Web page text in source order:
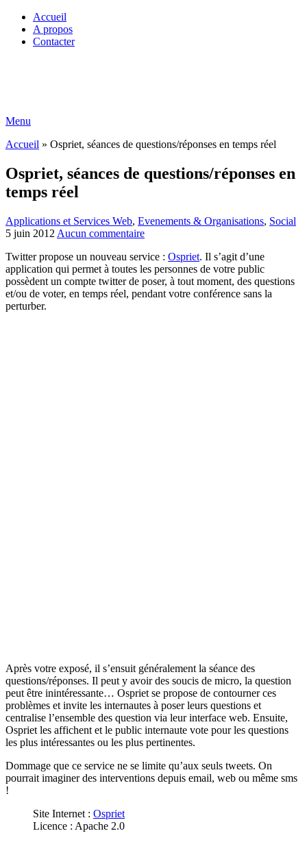
Accueil
A propos
Contacter
Menu
Accueil » Ospriet, séances de questions/réponses en temps réel
Ospriet, séances de questions/réponses en
temps réel
Applications et Services Web, Evenements & Organisations, Social
5 juin 2012 Aucun commentaire
Twitter propose un nouveau service : Ospriet. Il s’agit d’une
application qui permet à toutes les personnes de votre public
possèdent un compte twitter de poser, à tout moment, des questions
et/ou de voter, en temps réel, pendant votre conférence sans la
perturber.
Après votre exposé, il s’ensuit généralement la séance des
questions/réponses. Il peut y avoir des soucis de micro, la question
peut être inintéressante… Ospriet se propose de contourner ces
problèmes et invite les internautes à poser leurs questions et
centralise l’ensemble des question via leur interface web. Ensuite,
Ospriet les affichent et le public internaute vote pour les questions
les plus intéressantes ou les plus pertinentes.
Dommage que ce service ne se limite qu’aux seuls tweets. On
pourrait imaginer des interventions depuis email, web ou même sms
!
Site Internet : Ospriet
Licence : Apache 2.0